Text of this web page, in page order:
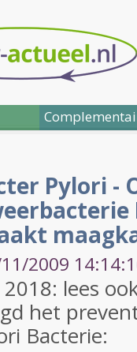
Pylori -
2009
lees
het
Bacterie: